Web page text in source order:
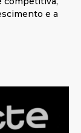
e a